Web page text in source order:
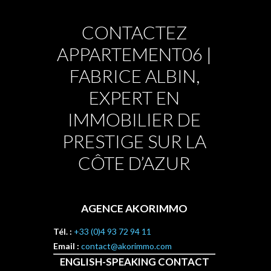
CONTACTEZ
APPARTEMENT06 |
FABRICE ALBIN,
EXPERT EN
IMMOBILIER DE
PRESTIGE SUR LA
CÔTE D’AZUR
AGENCE AKORIMMO
Tél. : +33 (0)4 93 72 94 11
Email : contact@akorimmo.com
ENGLISH-SPEAKING CONTACT